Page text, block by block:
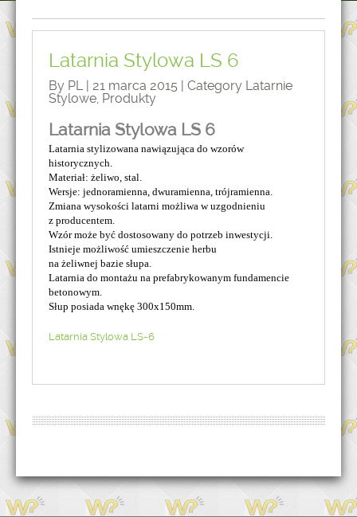
Latarnia Stylowa LS 6
By PL | 21 marca 2015 | Category Latarnie
Stylowe, Produkty
Latarnia Stylowa LS 6
Latarnia stylizowana nawiązująca do wzorów
historycznych.
Materiał: żeliwo, stal.
Wersje: jednoramienna, dwuramienna, trójramienna.
Zmiana wysokości latarni możliwa w uzgodnieniu
z producentem.
Wzór może być dostosowany do potrzeb inwestycji.
Istnieje możliwość umieszczenie herbu
na żeliwnej bazie słupa.
Latarnia do montażu na prefabrykowanym fundamencie
betonowym.
Słup posiada wnękę 300x150mm.
Latarnia Stylowa LS-6